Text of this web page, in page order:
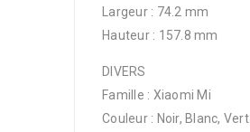
Largeur : 74.2 mm
Hauteur : 157.8 mm
DIVERS
Famille : Xiaomi Mi
Couleur : Noir, Blanc, Vert